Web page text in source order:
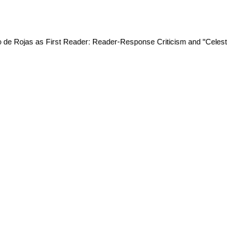
de Rojas as First Reader: Reader-Response Criticism and